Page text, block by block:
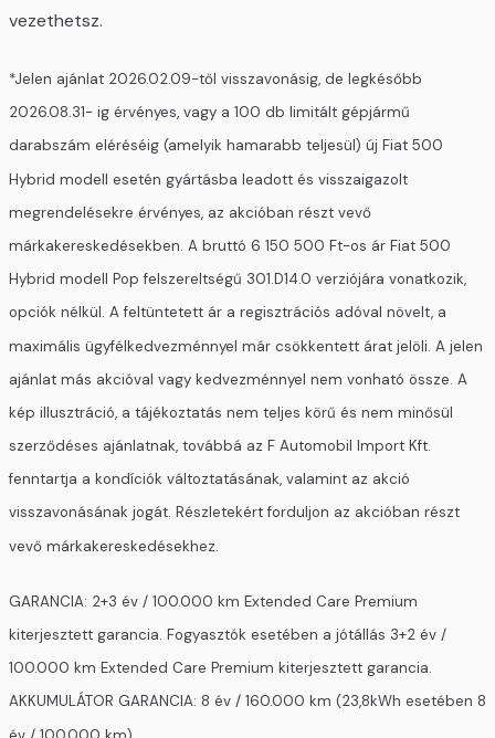
vezethetsz.
*Jelen ajánlat 2026.02.09-től visszavonásig, de legkésőbb
2026.08.31- ig érvényes, vagy a 100 db limitált gépjármű
darabszám eléréséig (amelyik hamarabb teljesül) új Fiat 500
Hybrid modell esetén gyártásba leadott és visszaigazolt
megrendelésekre érvényes, az akcióban részt vevő
márkakereskedésekben. A bruttó 6 150 500 Ft-os ár Fiat 500
Hybrid modell Pop felszereltségű 301.D14.0 verziójára vonatkozik,
opciók nélkül. A feltüntetett ár a regisztrációs adóval növelt, a
maximális ügyfélkedvezménnyel már csökkentett árat jelöli. A jelen
ajánlat más akcióval vagy kedvezménnyel nem vonható össze. A
kép illusztráció, a tájékoztatás nem teljes körű és nem minősül
szerződéses ajánlatnak, továbbá az F Automobil Import Kft.
fenntartja a kondíciók változtatásának, valamint az akció
visszavonásának jogát. Részletekért forduljon az akcióban részt
vevő márkakereskedésekhez.
GARANCIA: 2+3 év / 100.000 km Extended Care Premium
kiterjesztett garancia. Fogyasztók esetében a jótállás 3+2 év /
100.000 km Extended Care Premium kiterjesztett garancia.
AKKUMULÁTOR GARANCIA: 8 év / 160.000 km (23,8kWh esetében 8